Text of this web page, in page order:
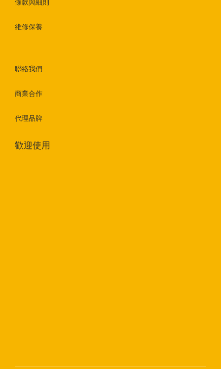
條款與細則
維修保養
聯絡我們
商業合作
代理品牌
歡迎使用